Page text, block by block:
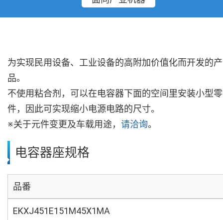
为实现民用设备、工业设备的高附加价值化而开发的产
品。
不使用粘合剂，可以在电容器下面的空间里安装小型
件，因此可实现缩小电源电路的尺寸。
※关于元件变更及车载用途， 请洽询。
电容器座规格
品番
EKXJ451E151M45X1MA